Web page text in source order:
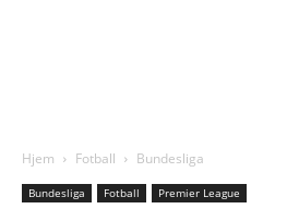
Hjem Fotball Bundesliga
Bundesliga Fotball Premier League